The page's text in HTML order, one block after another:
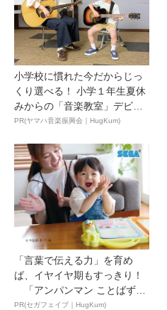
小学校に慣れた今だからじっ
くり選べる！ 小学１年生夏休
みからの「音楽教室」デビ
ュ...
PR(ヤマハ音楽振興会｜HugKum)
「言葉で伝える力」を育め
ば、イヤイヤ期もすっきり！
「アンパンマン ことばずか
ん...
PR(セガフェイブ｜HugKum)